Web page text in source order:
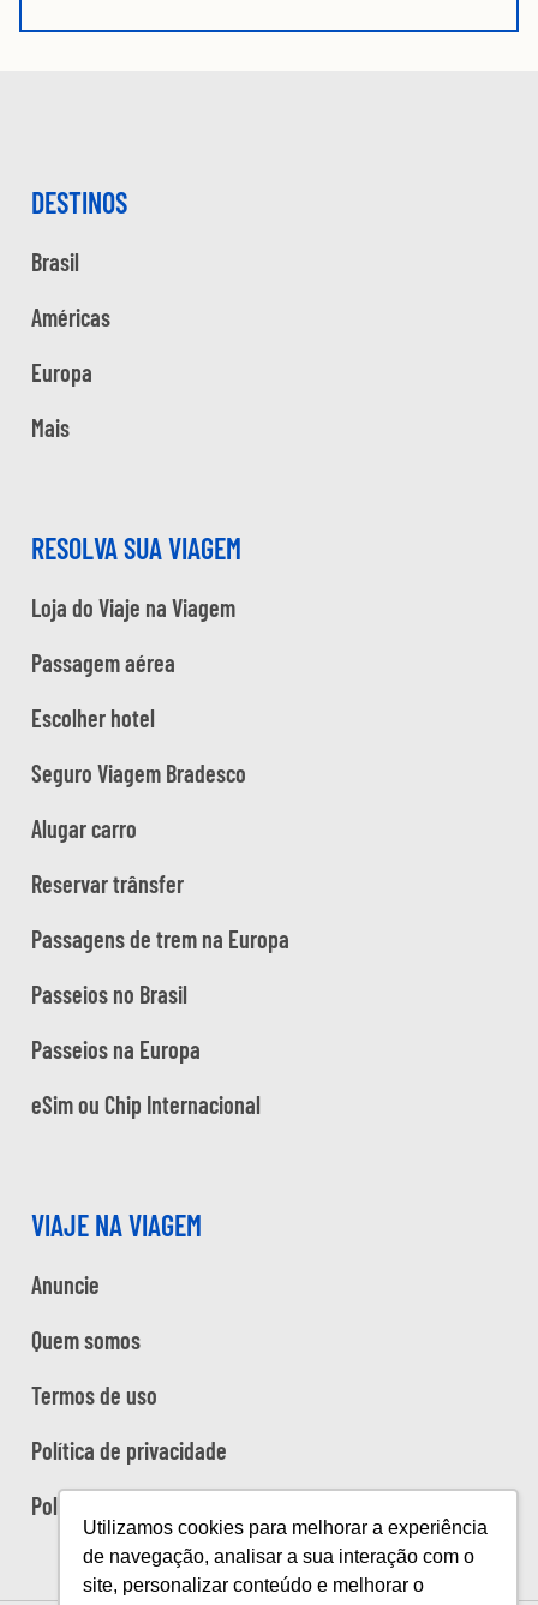
Utilizamos cookies para melhorar a experiência
de navegação, analisar a sua interação com o
site, personalizar conteúdo e melhorar o
DESTINOS
Brasil
Américas
Europa
Mais
RESOLVA SUA VIAGEM
Loja do Viaje na Viagem
Passagem aérea
Escolher hotel
Seguro Viagem Bradesco
Alugar carro
Reservar trânsfer
Passagens de trem na Europa
Passeios no Brasil
Passeios na Europa
eSim ou Chip Internacional
VIAJE NA VIAGEM
Anuncie
Quem somos
Termos de uso
Política de privacidade
Política de cookies